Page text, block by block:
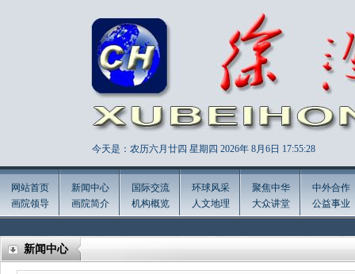
今天是：农历六月廿四 星期四 2026年 8月6日 17:55:29
网站首页
画院领导
新闻中心
画院简介
国际交流
机构概览
环球风采
人文地理
聚焦中华
大众讲堂
中外合作
公益事业
新闻中心